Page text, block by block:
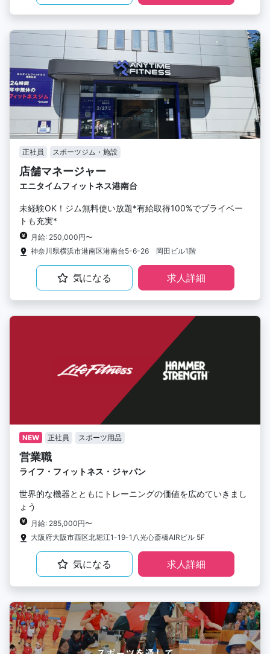
正社員 スポーツジム・施設
店舗マネージャー
エニタイムフィットネス港南台
未経験OK！ジム無料使い放題*有給取得100%でプライベー
トも充実*
月給: 250,000円〜
神奈川県横浜市港南区港南台5-6-26 岡田ビル1階
気になる 求人詳細
NEW 正社員 スポーツ用品
営業職
ライフ・フィットネス・ジャパン
世界的な機器とともにトレーニングの価値を広めていきまし
ょう
月給: 285,000円〜
大阪府大阪市西区北堀江1-19-1八光心斎橋AIRビル 5F
気になる 求人詳細